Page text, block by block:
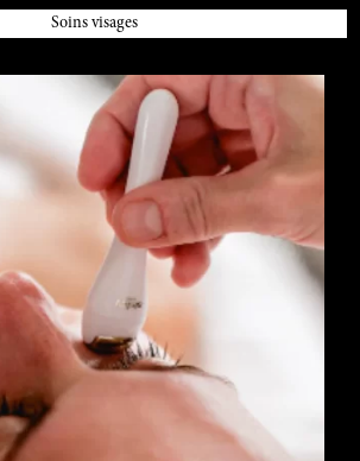
Soins visages